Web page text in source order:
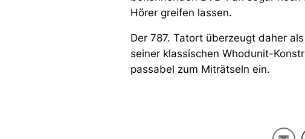
Hörer greifen lassen.
Der 787. Tatort überzeugt daher
seiner klassischen Whodunit-
passabel zum Miträtseln ein.